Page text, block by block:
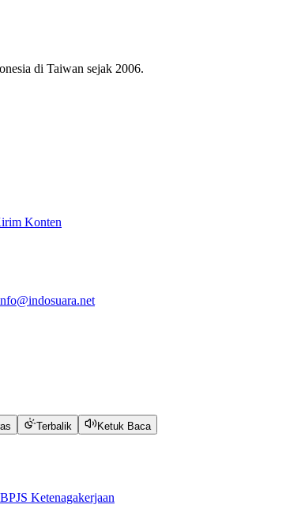
di Taiwan sejak 2006.
Konten
Terbalik Ketuk Baca
BPJS Ketenagakerjaan